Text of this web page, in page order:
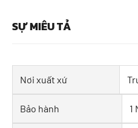
SỰ MIÊU TẢ
Nơi xuất xứ
Bảo hành 1